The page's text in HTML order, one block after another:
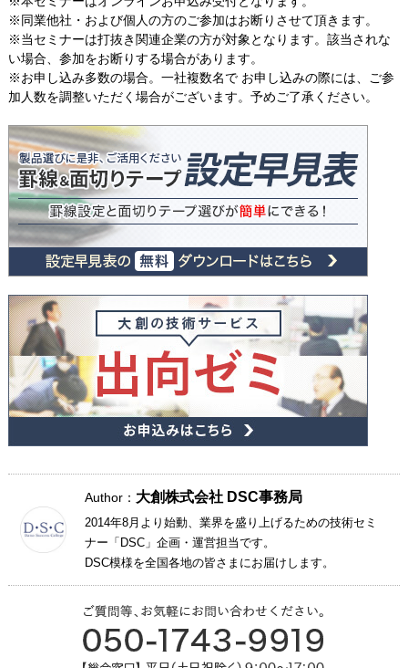
※同業他社・および個人の方のご参加はお断りさせて頂きます。
※当セミナーは打抜き関連企業の方が対象となります。該当されな
い場合、参加をお断りする場合があります。
※お申し込み多数の場合。一社複数名で お申し込みの際には、ご参
加人数を調整いただく場合がございます。予めご了承ください。
Author： 大創株式会社 DSC事務局
2014年8月より始動、業界を盛り上げるための技術セミ
ナー「DSC」企画・運営担当です。
DSC模様を全国各地の皆さまにお届けします。